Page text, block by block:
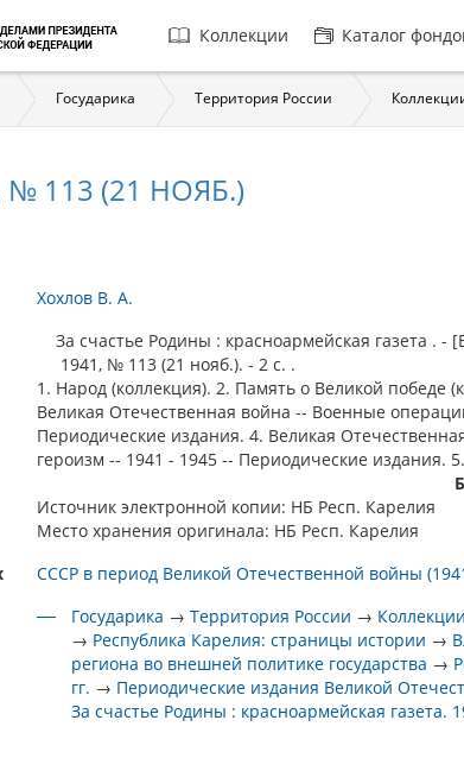
Главная
навигация
Коллекции Каталог
Государика Территория России
113 (21 НОЯБ.)
Хохлов В. А.
За счастье Родины : красноармейская газета . -
1941, № 113 (21 нояб.). - 2 c. .
1. Народ (коллекция). 2. Память о Великой победе
Великая Отечественная война -- Военные
Периодические издания. 4. Великая
героизм -- 1941 - 1945 -- Периодические издания.
Источник электронной копии: НБ Респ. Карелия
Место хранения оригинала: НБ Респ. Карелия
СССР в период Великой Отечественной войны
Государика →Территория России → Коллекции
→ Республика Карелия: страницы истории →
региона во внешней политике государства →
гг. → Периодические издания Великой
За счастье Родины : красноармейская газета.